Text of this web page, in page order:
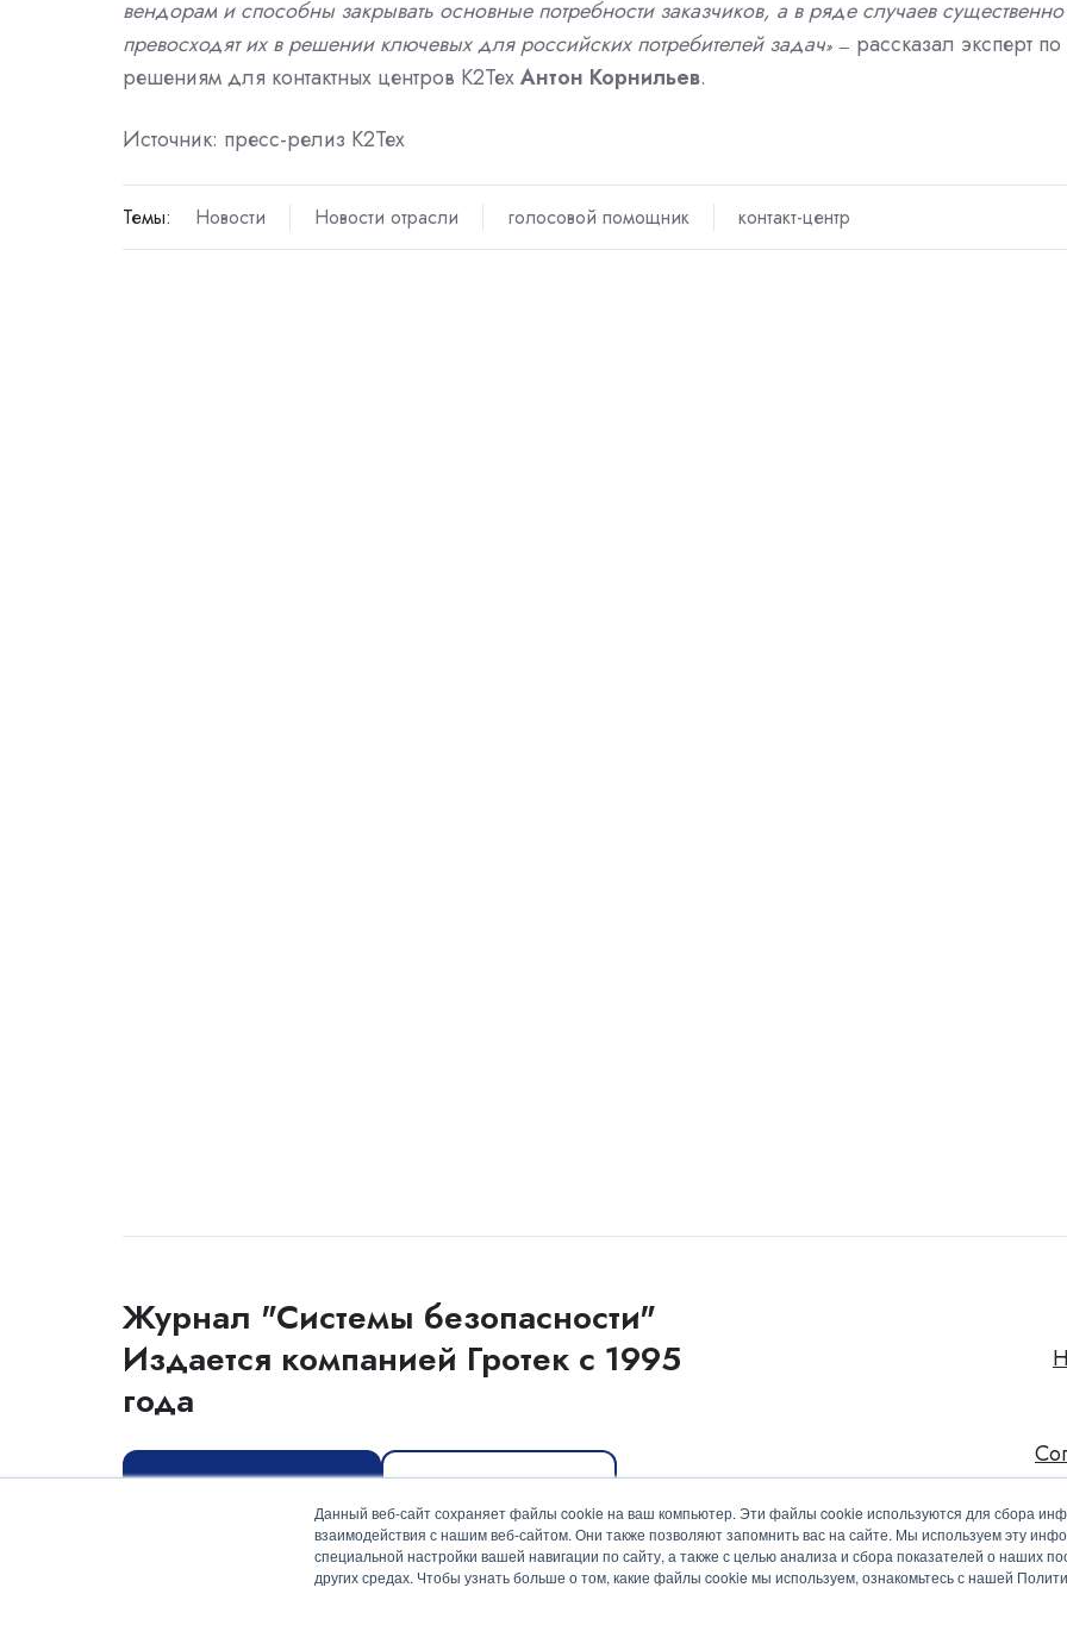
Данный веб-сайт сохраняет файлы cookie на ваш компьютер. Эти файлы cookie используются для сбора
взаимодействия с нашим веб-сайтом. Они также позволяют запомнить вас на сайте. Мы используем эту
специальной настройки вашей навигации по сайту, а также с целью анализа и сбора показателей о наших
других средах. Чтобы узнать больше о том, какие файлы cookie мы используем, ознакомьтесь с нашей
вендорам и способны закрывать основные потребности заказчиков, а в ряде случаев существенно
превосходят их в решении ключевых для российских потребителей задач» — рассказал эксперт по
решениям для контактных центров К2ТехАнтон Корнильев.
Источник: пресс-релиз К2Тех
Темы: Новости Новости отрасли голосовой помощник контакт-центр
Журнал "Системы безопасности"
Издается компанией Гротек с 1995
года
Оформить подписку Скачать медиакит